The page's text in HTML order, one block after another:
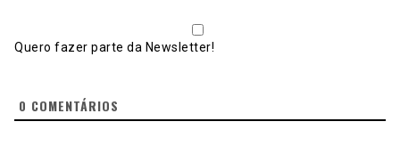
Quero fazer parte da Newsletter!
0 COMENTÁRIOS